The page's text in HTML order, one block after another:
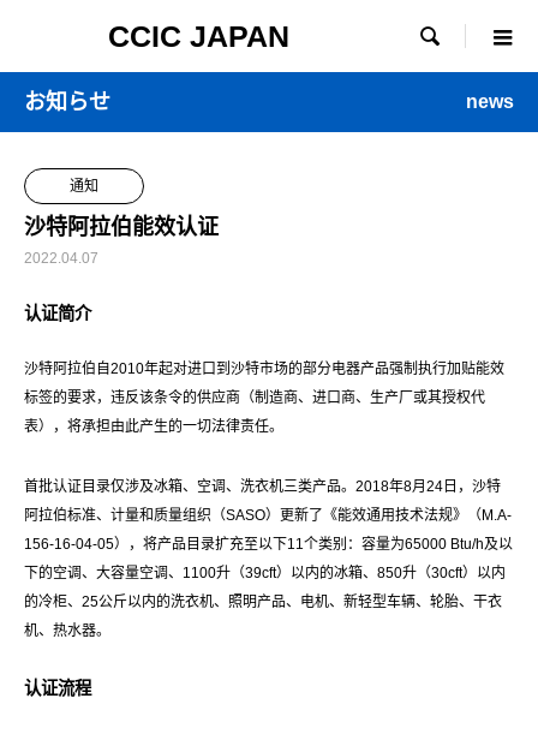
CCIC JAPAN 
お知らせ news
通知
沙特阿拉伯能效认证
2022.04.07
认证简介
沙特阿拉伯自2010年起对进口到沙特市场的部分电器产品强制执行加贴能效
标签的要求，违反该条令的供应商（制造商、进口商、生产厂或其授权代
表），将承担由此产生的一切法律责任。
首批认证目录仅涉及冰箱、空调、洗衣机三类产品。2018年8月24日，沙特
阿拉伯标准、计量和质量组织（SASO）更新了《能效通用技术法规》（M.A-
156-16-04-05），将产品目录扩充至以下11个类别：容量为65000 Btu/h及以
下的空调、大容量空调、1100升（39cft）以内的冰箱、850升（30cft）以内
的冷柜、25公斤以内的洗衣机、照明产品、电机、新轻型车辆、轮胎、干衣
机、热水器。
认证流程